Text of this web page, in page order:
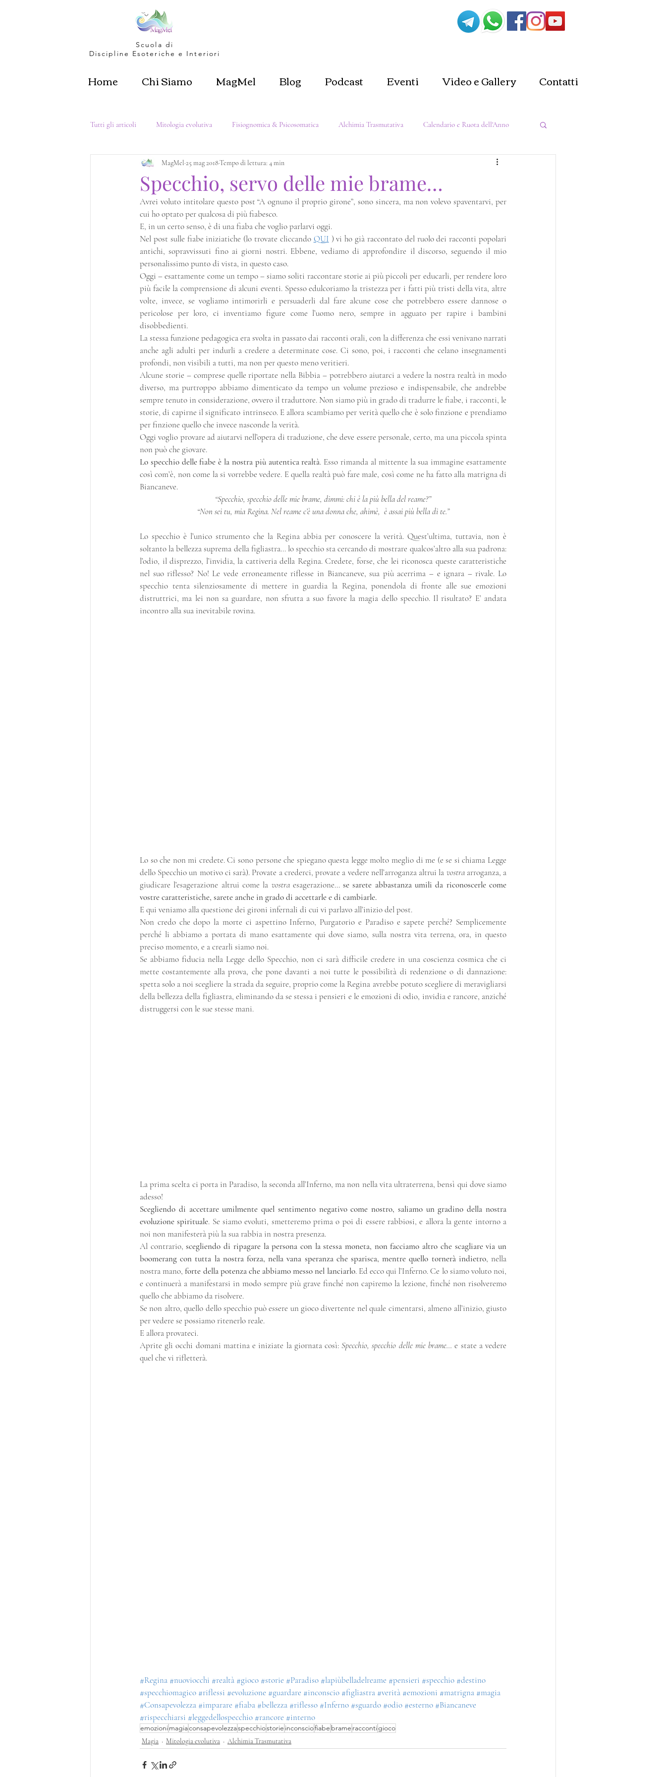
Scuola di
Discipline Esoteriche e Interiori
Home Chi Siamo MagMel Blog Podcast Eventi Video e Gallery Contatti
Tutti gli articoli Mitologia evolutiva Fisiognomica & Psicosomatica Alchimia Trasmutativa Calendario e Ruota dell'Anno
Metafisica & Dimensioni Amore per se stessi Biofilia e Natura Stregoneria
Femminino Sacro
Specchio, servo delle mie brame…
MagMel 25 mag 2018Tempo di lettura: 4 min
Avrei voluto intitolare questo post “A ognuno il proprio girone”, sono sincera, ma non volevo spaventarvi, per
cui ho optato per qualcosa di più fiabesco.
E, in un certo senso, è di una fiaba che voglio parlarvi oggi.
Nel post sulle fiabe iniziatiche (lo trovate cliccando QUI ) vi ho già raccontato del ruolo dei racconti popolari
antichi, sopravvissuti fino ai giorni nostri. Ebbene, vediamo di approfondire il discorso, seguendo il mio
personalissimo punto di vista, in questo caso.
Oggi – esattamente come un tempo – siamo soliti raccontare storie ai più piccoli per educarli, per rendere loro
più facile la comprensione di alcuni eventi. Spesso edulcoriamo la tristezza per i fatti più tristi della vita, altre
volte, invece, se vogliamo intimorirli e persuaderli dal fare alcune cose che potrebbero essere dannose o
pericolose per loro, ci inventiamo figure come l’uomo nero, sempre in agguato per rapire i bambini
disobbedienti.
La stessa funzione pedagogica era svolta in passato dai racconti orali, con la differenza che essi venivano narrati
anche agli adulti per indurli a credere a determinate cose. Ci sono, poi, i racconti che celano insegnamenti
profondi, non visibili a tutti, ma non per questo meno veritieri.
Alcune storie – comprese quelle riportate nella Bibbia – potrebbero aiutarci a vedere la nostra realtà in modo
diverso, ma purtroppo abbiamo dimenticato da tempo un volume prezioso e indispensabile, che andrebbe
sempre tenuto in considerazione, ovvero il traduttore. Non siamo più in grado di tradurre le fiabe, i racconti, le
storie, di capirne il significato intrinseco. E allora scambiamo per verità quello che è solo finzione e prendiamo
per finzione quello che invece nasconde la verità.
Oggi voglio provare ad aiutarvi nell’opera di traduzione, che deve essere personale, certo, ma una piccola spinta
non può che giovare.
Lo specchio delle fiabe è la nostra più autentica realtà. Esso rimanda al mittente la sua immagine esattamente
così com’è, non come la si vorrebbe vedere. E quella realtà può fare male, così come ne ha fatto alla matrigna di
Biancaneve.
“Specchio, specchio delle mie brame, dimmi: chi è la più bella del reame?”
“Non sei tu, mia Regina. Nel reame c’è una donna che, ahimè,  è assai più bella di te.”
Lo specchio è l’unico strumento che la Regina abbia per conoscere la verità. Quest’ultima, tuttavia, non è
soltanto la bellezza suprema della figliastra… lo specchio sta cercando di mostrare qualcos’altro alla sua padrona:
l’odio, il disprezzo, l’invidia, la cattiveria della Regina. Credete, forse, che lei riconosca queste caratteristiche
nel suo riflesso? No! Le vede erroneamente riflesse in Biancaneve, sua più acerrima – e ignara – rivale. Lo
specchio tenta silenziosamente di mettere in guardia la Regina, ponendola di fronte alle sue emozioni
distruttrici, ma lei non sa guardare, non sfrutta a suo favore la magia dello specchio. Il risultato? E’ andata
incontro alla sua inevitabile rovina.
Lo so che non mi credete. Ci sono persone che spiegano questa legge molto meglio di me (e se si chiama Legge
dello Specchio un motivo ci sarà). Provate a crederci, provate a vedere nell’arroganza altrui la vostra arroganza, a
giudicare l’esagerazione altrui come la vostra esagerazione… se sarete abbastanza umili da riconoscerle come
vostre caratteristiche, sarete anche in grado di accettarle e di cambiarle.
E qui veniamo alla questione dei gironi infernali di cui vi parlavo all’inizio del post.
Non credo che dopo la morte ci aspettino Inferno, Purgatorio e Paradiso e sapete perché? Semplicemente
perché li abbiamo a portata di mano esattamente qui dove siamo, sulla nostra vita terrena, ora, in questo
preciso momento, e a crearli siamo noi.
Se abbiamo fiducia nella Legge dello Specchio, non ci sarà difficile credere in una coscienza cosmica che ci
mette costantemente alla prova, che pone davanti a noi tutte le possibilità di redenzione o di dannazione:
spetta solo a noi scegliere la strada da seguire, proprio come la Regina avrebbe potuto scegliere di meravigliarsi
della bellezza della figliastra, eliminando da se stessa i pensieri e le emozioni di odio, invidia e rancore, anziché
distruggersi con le sue stesse mani.
La prima scelta ci porta in Paradiso, la seconda all’Inferno, ma non nella vita ultraterrena, bensì qui dove siamo
adesso!
Scegliendo di accettare umilmente quel sentimento negativo come nostro, saliamo un gradino della nostra
evoluzione spirituale. Se siamo evoluti, smetteremo prima o poi di essere rabbiosi, e allora la gente intorno a
noi non manifesterà più la sua rabbia in nostra presenza.
Al contrario, scegliendo di ripagare la persona con la stessa moneta, non facciamo altro che scagliare via un
boomerang con tutta la nostra forza, nella vana speranza che sparisca, mentre quello tornerà indietro, nella
nostra mano, forte della potenza che abbiamo messo nel lanciarlo. Ed ecco qui l’Inferno. Ce lo siamo voluto noi,
e continuerà a manifestarsi in modo sempre più grave finché non capiremo la lezione, finché non risolveremo
quello che abbiamo da risolvere.
Se non altro, quello dello specchio può essere un gioco divertente nel quale cimentarsi, almeno all’inizio, giusto
per vedere se possiamo ritenerlo reale.
E allora provateci.
Aprite gli occhi domani mattina e iniziate la giornata così: Specchio, specchio delle mie brame… e state a vedere
quel che vi rifletterà.
#Regina #nuoviocchi #realtà #gioco #storie #Paradiso #lapiùbelladelreame #pensieri #specchio #destino
#specchiomagico #riflessi #evoluzione #guardare #inconscio #figliastra #verità #emozioni #matrigna #magia
#Consapevolezza #imparare #fiaba #bellezza #riflesso #Inferno #sguardo #odio #esterno #Biancaneve
#rispecchiarsi #leggedellospecchio #rancore #interno
emozionimagiaconsapevolezzaspecchiostorie inconsciofiabe brame raccontigioco
Magia Mitologia evolutiva Alchimia Trasmutativa